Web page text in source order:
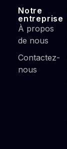
Notre
entreprise
À propos
de nous
Contactez-
nous